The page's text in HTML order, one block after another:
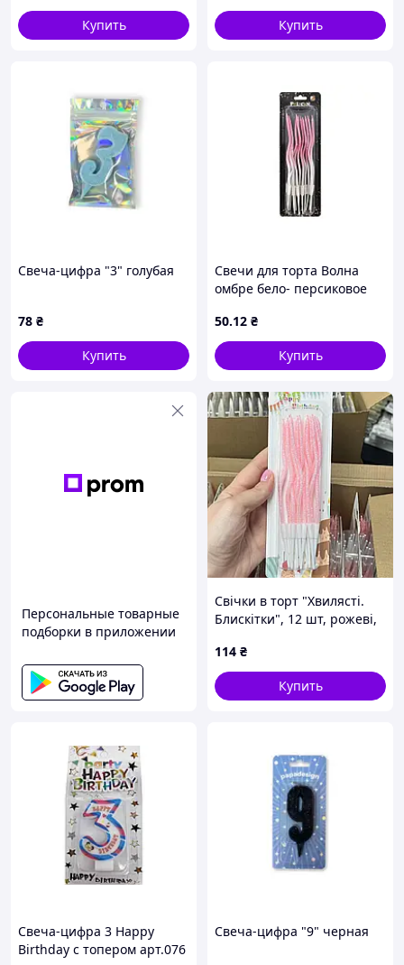
Купить
Купить
Свеча-цифра "3" голубая
78 ₴
Купить
Свечи для торта Волна
омбре бело- персиковое
#211 арт.861211 ТМ
PELICAN
50.12 ₴
Купить
Персональные товарные
подборки в приложении
Свічки в торт "Хвилясті.
Блискітки", 12 шт, рожеві,
114 ₴
Купить
Свеча-цифра 3 Happy
Birthday с топером арт.076
Свеча-цифра "9" черная